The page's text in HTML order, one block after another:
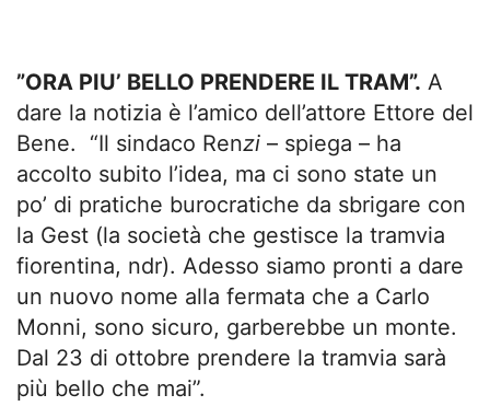
”ORA PIU’ BELLO PRENDERE IL TRAM”. A
dare la notizia è l’amico dell’attore Ettore del
Bene. “Il sindaco Renzi – spiega – ha
accolto subito l’idea, ma ci sono state un
po’ di pratiche burocratiche da sbrigare con
la Gest (la società che gestisce la tramvia
fiorentina, ndr). Adesso siamo pronti a dare
un nuovo nome alla fermata che a Carlo
Monni, sono sicuro, garberebbe un monte.
Dal 23 di ottobre prendere la tramvia sarà
più bello che mai”.